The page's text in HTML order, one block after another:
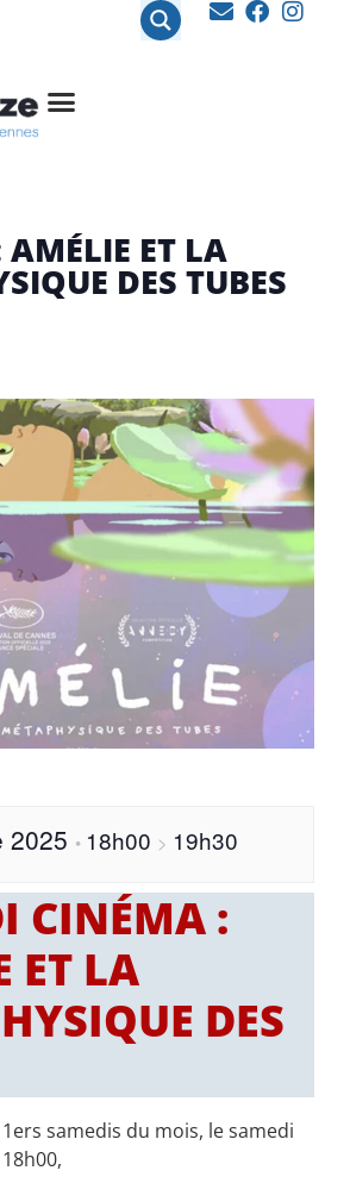
ET LA
DES TUBES
2025 • 18h00 > 19h30
CINÉMA :
ET LA
DES
samedis du mois, le samedi